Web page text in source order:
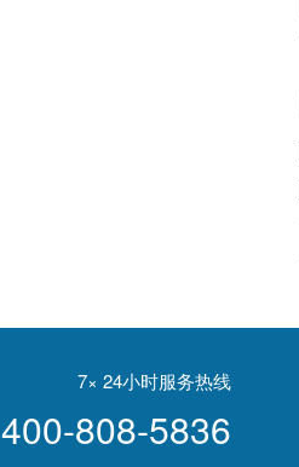
7× 24小时服务热线
400-808-5836